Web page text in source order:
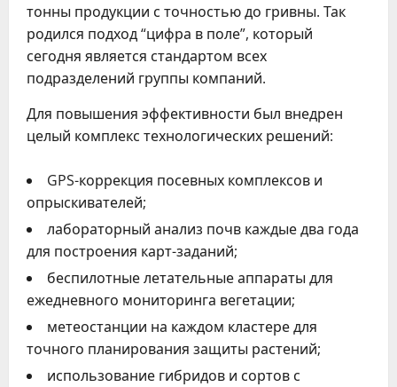
тонны продукции с точностью до гривны. Так
родился подход “цифра в поле”, который
сегодня является стандартом всех
подразделений группы компаний.
Для повышения эффективности был внедрен
целый комплекс технологических решений:
GPS-коррекция посевных комплексов и
опрыскивателей;
лабораторный анализ почв каждые два года
для построения карт-заданий;
беспилотные летательные аппараты для
ежедневного мониторинга вегетации;
метеостанции на каждом кластере для
точного планирования защиты растений;
использование гибридов и сортов с